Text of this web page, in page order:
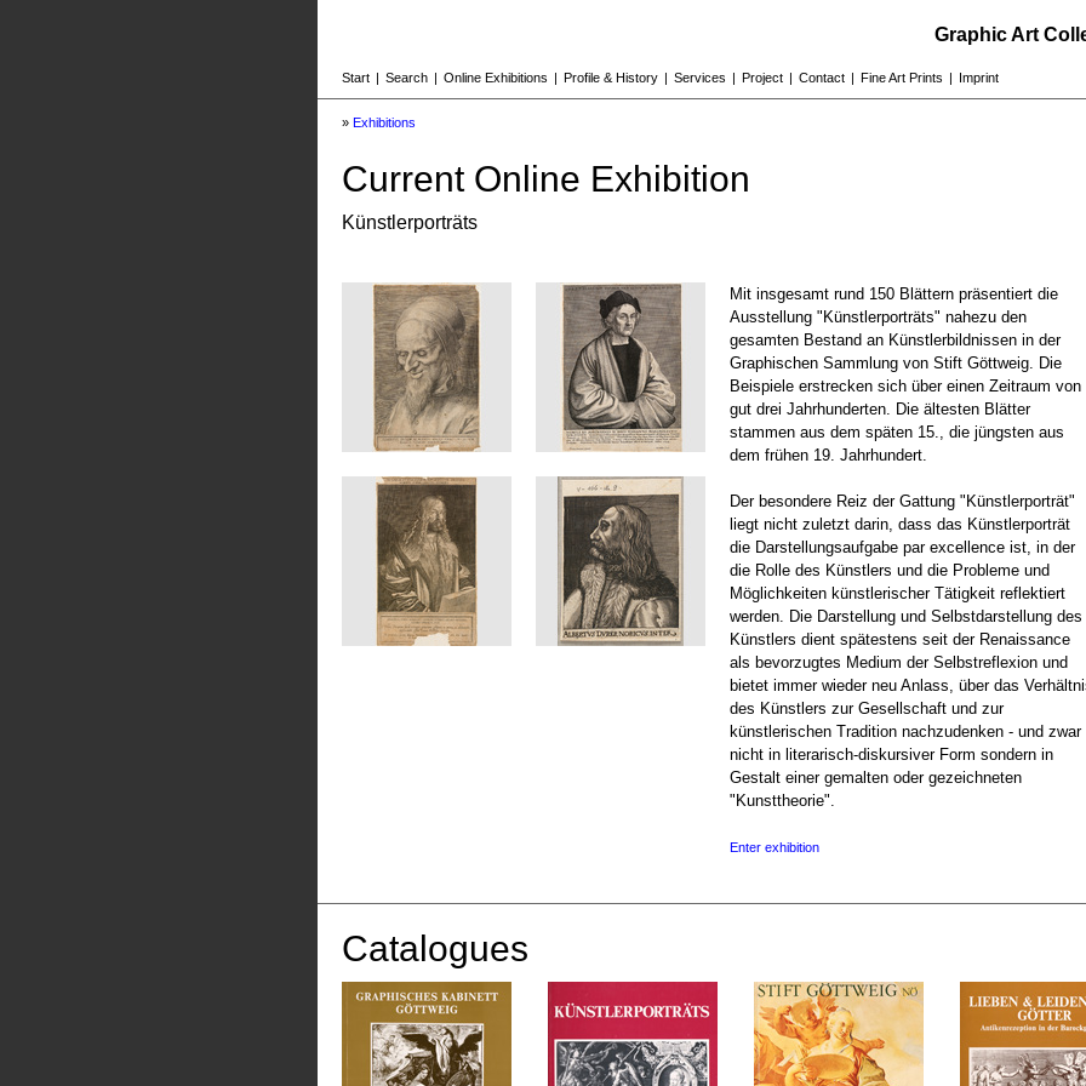
Graphic Art
Start | Search | Online Exhibitions | Profile & History | Services | Project | Contact | Fine Art Prints | Imprint
» Exhibitions
Current Online Exhibition
Künstlerporträts
Mit insgesamt rund 150 Blättern präsentiert die
Ausstellung "Künstlerporträts" nahezu den
gesamten Bestand an Künstlerbildnissen in der
Graphischen Sammlung von Stift Göttweig. Die
Beispiele erstrecken sich über einen Zeitraum von
gut drei Jahrhunderten. Die ältesten Blätter
stammen aus dem späten 15., die jüngsten aus
dem frühen 19. Jahrhundert.
Der besondere Reiz der Gattung "Künstlerporträt"
liegt nicht zuletzt darin, dass das Künstlerporträt
die Darstellungsaufgabe par excellence ist, in der
die Rolle des Künstlers und die Probleme und
Möglichkeiten künstlerischer Tätigkeit reflektiert
werden. Die Darstellung und Selbstdarstellung des
Künstlers dient spätestens seit der Renaissance
als bevorzugtes Medium der Selbstreflexion und
bietet immer wieder neu Anlass, über das
des Künstlers zur Gesellschaft und zur
künstlerischen Tradition nachzudenken - und zwar
nicht in literarisch-diskursiver Form sondern in
Gestalt einer gemalten oder gezeichneten
"Kunsttheorie".
Enter exhibition
Catalogues